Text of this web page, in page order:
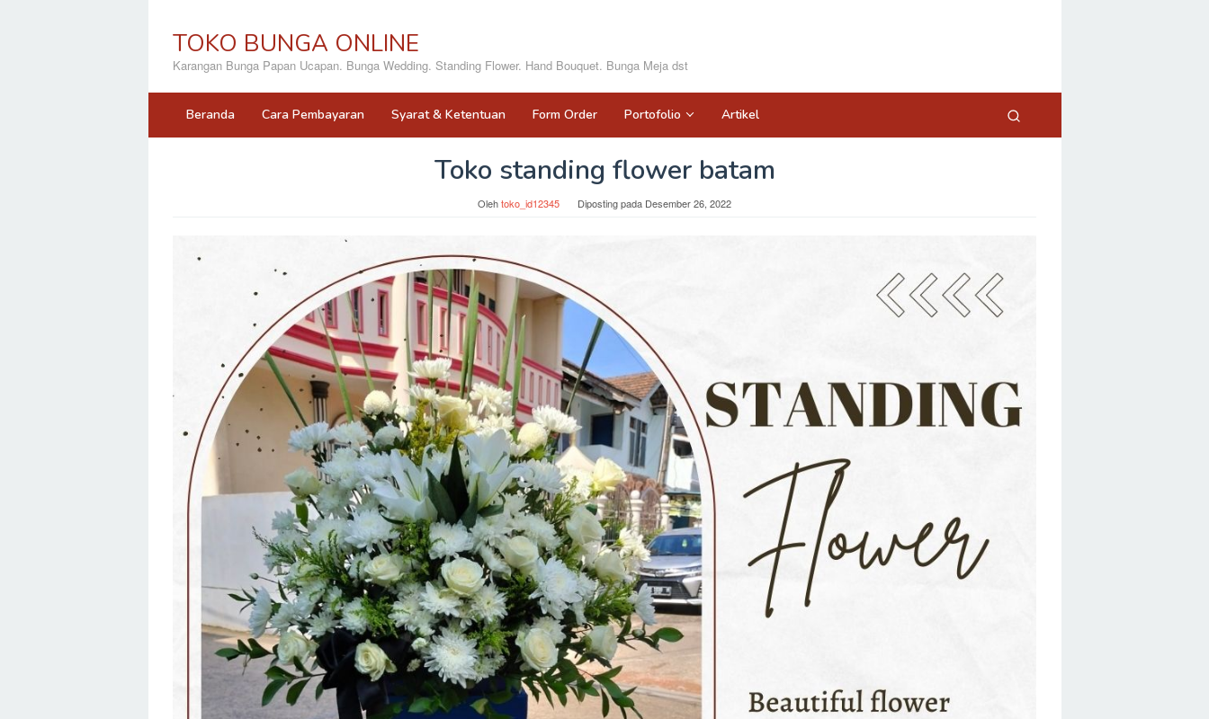
TOKO BUNGA ONLINE
Karangan Bunga Papan Ucapan. Bunga Wedding. Standing Flower. Hand Bouquet. Bunga Meja dst
Beranda Cara Pembayaran Syarat & Ketentuan Form Order Portofolio Artikel
Toko standing flower batam
Olehtoko_id12345 Diposting pada Desember 26, 2022